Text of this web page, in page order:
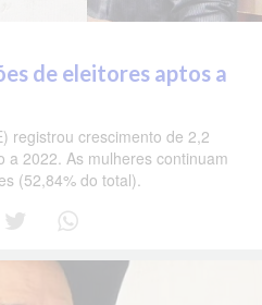
de eleitores aptos a
registrou crescimento de 2,2
a 2022. As mulheres continuam
(52,84% do total).